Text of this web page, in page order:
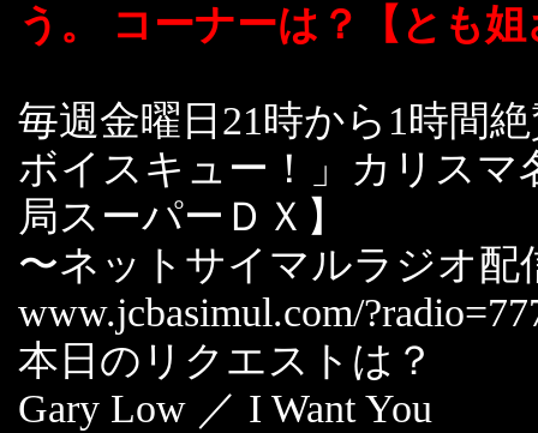
う。 コーナーは？【とも
毎週金曜日21時から1時間
ボイスキュー！」カリスマ
局スーパーＤＸ】
〜ネットサイマルラジオ配
www.jcbasimul.com/
本日のリクエストは？
Gary Low ／ I Want You